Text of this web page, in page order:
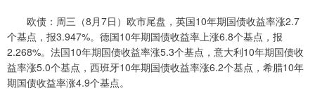
欧债：周三（8月7日）欧市尾盘，英国10年期国债收益率涨2.7
个基点，报3.947%。德国10年期国债收益率上涨6.8个基点，报
2.268%。法国10年期国债收益率涨5.3个基点，意大利10年期国债收
益率涨5.0个基点，西班牙10年期国债收益率涨6.2个基点，希腊10年
期国债收益率涨4.9个基点。